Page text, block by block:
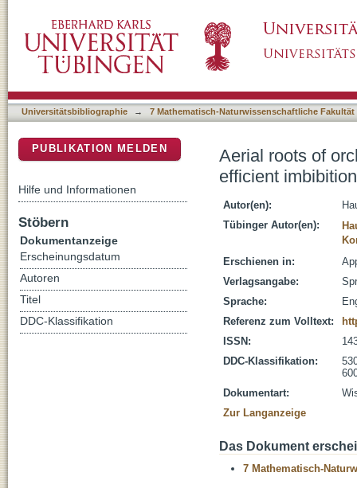
Universitätsbibliographie → 7 Mathematisch-Naturwissenschaftliche Fakultät
Aerial roots of
efficient
Autor(en):
Tübinger Autor(en):
Erschienen in:
Verlagsangabe:
Sprache:
Referenz zum Volltext:
ISSN:
DDC-Klassifikation:
Dokumentart:
Zur Langanzeige
Das Dokument
7 Mathematisch-
PUBLIKATION MELDEN
Hilfe und Informationen
Stöbern
Dokumentanzeige
Erscheinungsdatum
Autoren
Titel
DDC-Klassifikation